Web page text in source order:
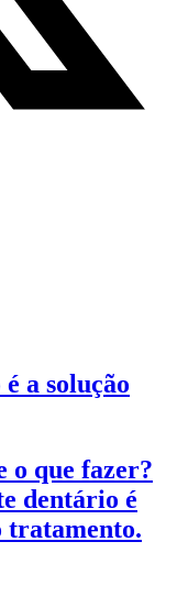
a solução
o que fazer?
dentário é
tratamento.